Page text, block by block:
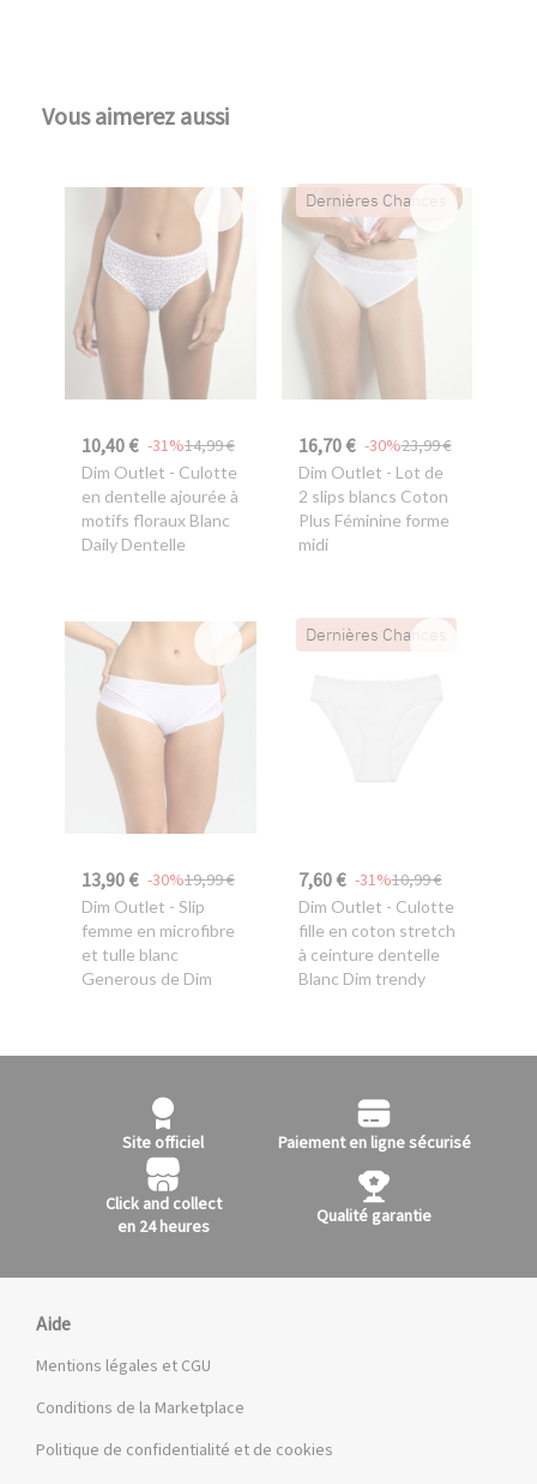
Vous aimerez aussi
10,40 € 14,99 €
-31%
Dim Outlet - Culotte
en dentelle ajourée à
motifs floraux Blanc
Daily Dentelle
Dernières Chances
16,70 € 23,99 €
-30%
Dim Outlet - Lot de
2 slips blancs Coton
Plus Féminine forme
midi
13,90 € 19,99 €
-30%
Dim Outlet - Slip
femme en microfibre
et tulle blanc
Generous de Dim
Dernières Chances
7,60 € 10,99 €
-31%
Dim Outlet - Culotte
fille en coton stretch
à ceinture dentelle
Blanc Dim trendy
Site officiel Paiement en ligne sécurisé
Click and collect
en 24 heures
Qualité garantie
Aide
Mentions légales et CGU
Conditions de la Marketplace
Politique de confidentialité et de cookies